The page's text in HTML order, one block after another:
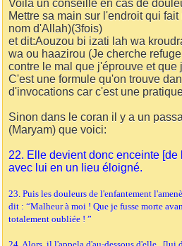
Voilà un conseille en cas de
Mettre sa main sur l'endroit qui
nom d'Allah)(3fois)
et dit:Aouzou bi izati lah wa
wa ou haazirou (Je cherche
contre le mal que j'éprouve et que
C'est une formule qu'on trouve
d'invocations car c'est une
Sinon dans le coran il y a un
(Maryam) que voici:
22. Elle devient donc enceinte [de
avec lui en un lieu éloigné.
23. Puis les douleurs de l'enfantement
dit : “Malheur à moi ! Que je fusse morte
totalement oubliée ! ”